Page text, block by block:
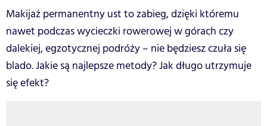
Makijaż permanentny ust to zabieg, dzięki któremu
nawet podczas wycieczki rowerowej w górach czy
dalekiej, egzotycznej podróży – nie będziesz czuła się
blado. Jakie są najlepsze metody? Jak długo utrzymuje
się efekt?